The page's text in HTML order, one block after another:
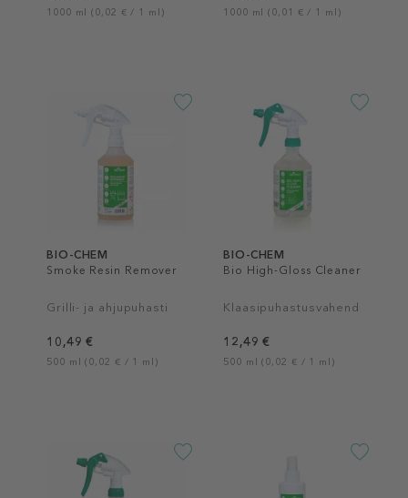
1000 ml (0,02 € / 1 ml) 1000 ml (0,01 € / 1 ml)
BIO-CHEM
Smoke Resin Remover
Grilli- ja ahjupuhasti
10,49 €
500 ml (0,02 € / 1 ml)
BIO-CHEM
Bio High-Gloss Cleaner
Klaasipuhastusvahend
12,49 €
500 ml (0,02 € / 1 ml)